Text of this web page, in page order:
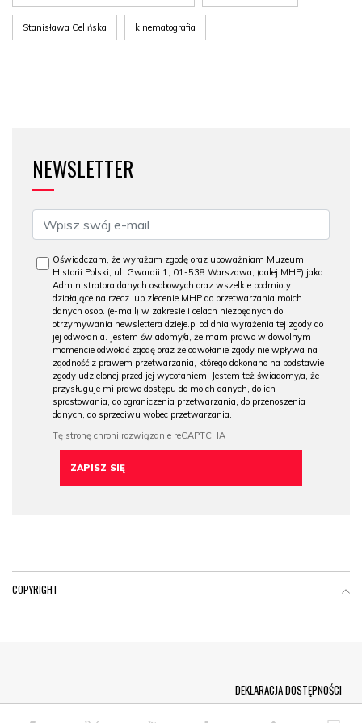
Stanisława Celińska kinematografia
NEWSLETTER
Oświadczam, że wyrażam zgodę oraz upoważniam Muzeum
Historii Polski, ul. Gwardii 1, 01-538 Warszawa, (dalej MHP) jako
Administratora danych osobowych oraz wszelkie podmioty
działające na rzecz lub zlecenie MHP do przetwarzania moich
danych osob. (e-mail) w zakresie i celach niezbędnych do
otrzymywania newslettera dzieje.pl od dnia wyrażenia tej zgody do
jej odwołania. Jestem świadomy/a, że mam prawo w dowolnym
momencie odwołać zgodę oraz że odwołanie zgody nie wpływa na
zgodność z prawem przetwarzania, którego dokonano na podstawie
zgody udzielonej przed jej wycofaniem. Jestem też świadomy/a, że
przysługuje mi prawo dostępu do moich danych, do ich
sprostowania, do ograniczenia przetwarzania, do przenoszenia
danych, do sprzeciwu wobec przetwarzania.
COPYRIGHT
DEKLARACJA DOSTĘPNOŚCI